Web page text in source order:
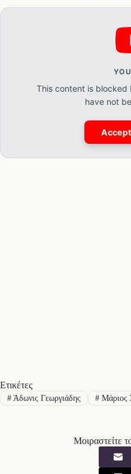
This content is blocked
have not
Ετικέτες
#Άδωνις Γεωργιάδης #Μάριος
Μοιραστείτε